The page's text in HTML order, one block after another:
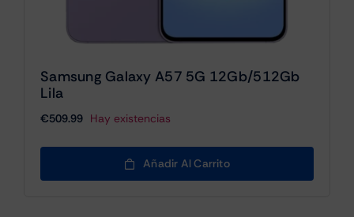
Samsung Galaxy A57 5G 12Gb/512Gb
Lila
€509.99 Hay existencias
Añadir Al Carrito